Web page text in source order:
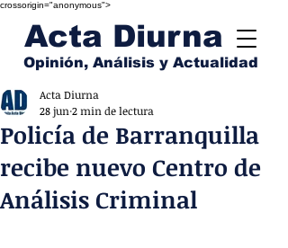
crossorigin="anonymous">
Acta Diurna
Opinión, Análisis y Actualidad
Policía de Barranquilla
recibe nuevo Centro de
Análisis Criminal
Acta Diurna
28 jun 2 min de lectura